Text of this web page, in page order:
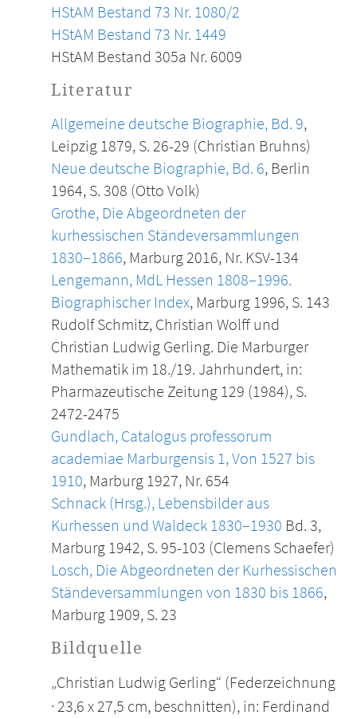
HStAM Bestand 73 Nr. 1080/2
HStAM Bestand 73 Nr. 1449
HStAM Bestand 305a Nr. 6009
Literatur
Allgemeine deutsche Biographie, Bd. 9,
Leipzig 1879, S. 26-29 (Christian Bruhns)
Neue deutsche Biographie, Bd. 6, Berlin
1964, S. 308 (Otto Volk)
Grothe, Die Abgeordneten der
kurhessischen Ständeversammlungen
1830–1866, Marburg 2016, Nr. KSV-134
Lengemann, MdL Hessen 1808–1996.
Biographischer Index, Marburg 1996, S. 143
Rudolf Schmitz, Christian Wolff und
Christian Ludwig Gerling. Die Marburger
Mathematik im 18./19. Jahrhundert, in:
Pharmazeutische Zeitung 129 (1984), S.
2472-2475
Gundlach, Catalogus professorum
academiae Marburgensis 1, Von 1527 bis
1910, Marburg 1927, Nr. 654
Schnack (Hrsg.), Lebensbilder aus
Kurhessen und Waldeck 1830–1930 Bd. 3,
Marburg 1942, S. 95-103 (Clemens Schaefer)
Losch, Die Abgeordneten der Kurhessischen
Ständeversammlungen von 1830 bis 1866,
Marburg 1909, S. 23
Bildquelle
„Christian Ludwig Gerling“ (Federzeichnung
· 23,6 x 27,5 cm, beschnitten), in: Ferdinand